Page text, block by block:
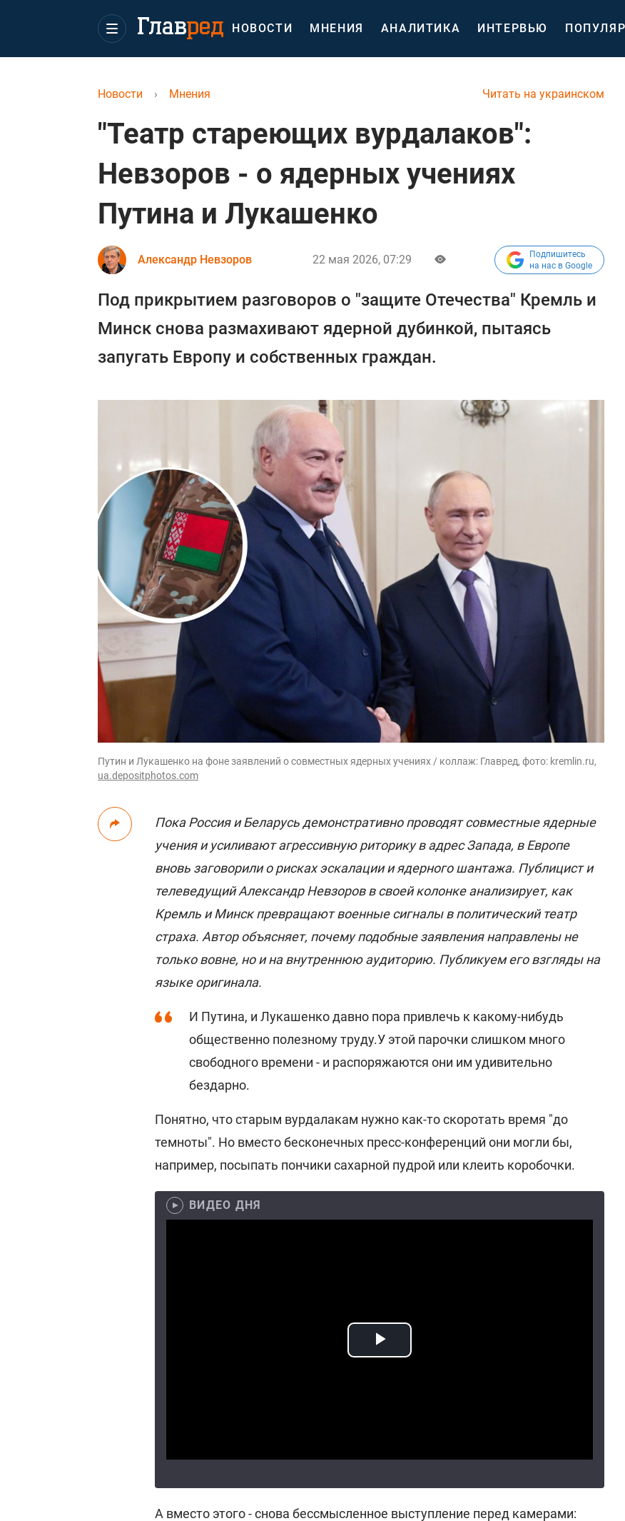
НОВОСТИ МНЕНИЯ АНАЛИТИКА ИНТЕРВЬЮ
Читать на украинском
Новости › Мнения
"Театр стареющих вурдалаков":
Невзоров - о ядерных учениях
Путина и Лукашенко
Александр Невзоров 22 мая 2026, 07:29
Подпишитесь
на нас в Google
Под прикрытием разговоров о "защите Отечества" Кремль и
Минск снова размахивают ядерной дубинкой, пытаясь
запугать Европу и собственных граждан.
Путин и Лукашенко на фоне заявлений о совместных ядерных учениях / коллаж: Главред, фото: kremlin.ru,
ua.depositphotos.com
Пока Россия и Беларусь демонстративно проводят совместные ядерные
учения и усиливают агрессивную риторику в адрес Запада, в Европе
вновь заговорили о рисках эскалации и ядерного шантажа. Публицист и
телеведущий Александр Невзоров в своей колонке анализирует, как
Кремль и Минск превращают военные сигналы в политический театр
страха. Автор объясняет, почему подобные заявления направлены не
только вовне, но и на внутреннюю аудиторию. Публикуем его взгляды на
языке оригинала.
И Путина, и Лукашенко давно пора привлечь к какому-нибудь
общественно полезному труду.У этой парочки слишком много
свободного времени - и распоряжаются они им удивительно
бездарно.
Понятно, что старым вурдалакам нужно как-то скоротать время "до
темноты". Но вместо бесконечных пресс-конференций они могли бы,
например, посыпать пончики сахарной пудрой или клеить коробочки.
ВИДЕО ДНЯ
А вместо этого - снова бессмысленное выступление перед камерами: